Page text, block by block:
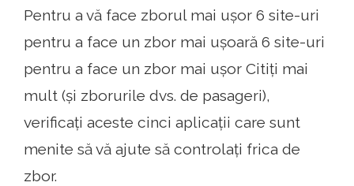
Pentru a vă face zborul mai ușor 6 site-uri
pentru a face un zbor mai ușoară 6 site-uri
pentru a face un zbor mai ușor Citiți mai
mult (și zborurile dvs. de pasageri),
verificați aceste cinci aplicații care sunt
menite să vă ajute să controlați frica de
zbor.